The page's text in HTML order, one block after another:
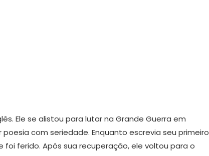
Ele se alistou para lutar na Grande Guerra em
com seriedade. Enquanto escrevia seu primeiro
foi ferido. Após sua recuperação, ele voltou para o